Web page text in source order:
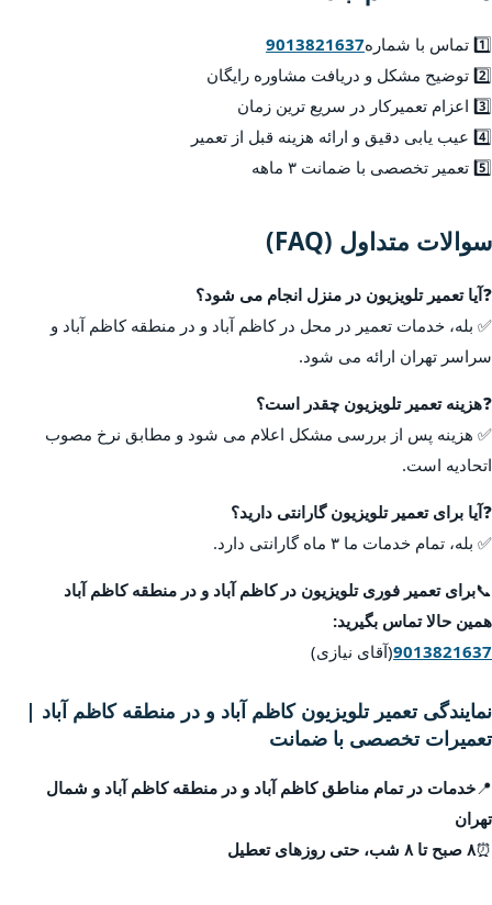
1️⃣ تماس با شماره
9013821637
2️⃣ توضیح مشکل و دریافت مشاوره رایگان
3️⃣ اعزام تعمیرکار در سریع ترین زمان
4️⃣ عیب یابی دقیق و ارائه هزینه قبل از تعمیر
5️⃣ تعمیر تخصصی با ضمانت ۳ ماهه
سوالات متداول (FAQ)
❓آیا تعمیر تلویزیون در منزل انجام می شود؟
✅ بله، خدمات تعمیر در محل در کاظم آباد و در منطقه کاظم آباد و
سراسر تهران ارائه می شود.
❓هزینه تعمیر تلویزیون چقدر است؟
✅ هزینه پس از بررسی مشکل اعلام می شود و مطابق نرخ مصوب
اتحادیه است.
❓آیا برای تعمیر تلویزیون گارانتی دارید؟
✅ بله، تمام خدمات ما ۳ ماه گارانتی دارد.
📞برای تعمیر فوری تلویزیون در کاظم آباد و در منطقه کاظم آباد
همین حالا تماس بگیرید:
9013821637(آقای نیازی)
نمایندگی تعمیر تلویزیون کاظم آباد و در منطقه کاظم آباد |
تعمیرات تخصصی با ضمانت
📍خدمات در تمام مناطق کاظم آباد و در منطقه کاظم آباد و شمال
تهران
⏰۸ صبح تا ۸ شب، حتی روزهای تعطیل